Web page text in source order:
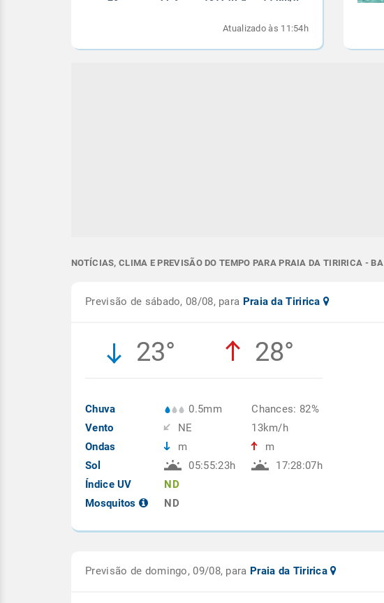
Atualizado às 11:54h
NOTÍCIAS, CLIMA E PREVISÃO DO TEMPO PARA PRAIA DA TIRIRICA - BA
Previsão de sábado, 08/08, para Praia da Tiririca
23° 28°
Chuva
Vento
Ondas
Sol
Índice UV
Mosquitos
0.5mm
NE
m
05:55:23h
ND
ND
Chances: 82%
13km/h
m
17:28:07h
Previsão de domingo, 09/08, para Praia da Tiririca